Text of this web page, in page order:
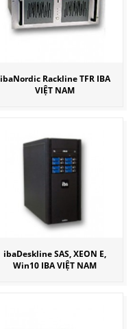
ibaNordic Rackline TFR IBA
VIỆT NAM
ibaDeskline SAS, XEON E,
Win10 IBA VIỆT NAM